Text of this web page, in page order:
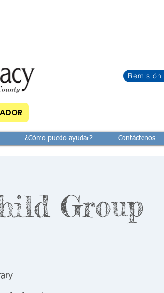
Remisión
¿Cómo puedo ayudar? Contáctenos
Group